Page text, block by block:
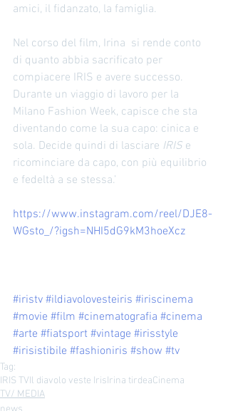
amici, il fidanzato, la famiglia.
Nel corso del film, Irina  si rende conto
di quanto abbia sacrificato per
compiacere IRIS e avere successo.
Durante un viaggio di lavoro per la
Milano Fashion Week, capisce che sta
diventando come la sua capo: cinica e
sola. Decide quindi di lasciare IRIS e
ricominciare da capo, con più equilibrio
e fedeltà a se stessa.’
https://www.instagram.com/reel/DJE8-
WGsto_/?igsh=NHI5dG9kM3hoeXcz
#iristv #ildiavolovesteiris #iriscinema
#movie #film #cinematografia #cinema
#arte #fiatsport #vintage #irisstyle
#irisistibile #fashioniris #show #tv
Tag:
IRIS TVIl diavolo veste IrisIrina tirdeaCinema
TV/ MEDIA